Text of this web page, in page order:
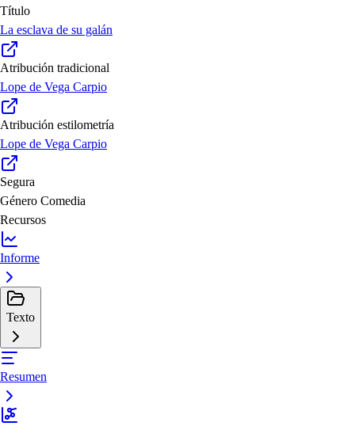
Título
La esclava de su galán
Atribución tradicional
Lope de Vega Carpio
Atribución estilometría
Lope de Vega Carpio
Segura
Género Comedia
Recursos
Informe
Texto
Resumen